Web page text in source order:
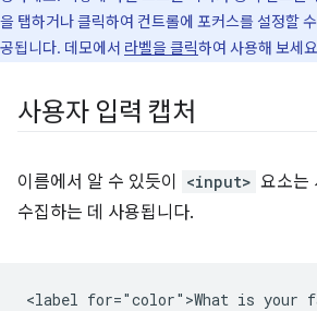
을 탭하거나 클릭하여 컨트롤에 포커스를 설정할
공됩니다. 데모에서 라벨을 클릭하여 사용해 보세
사용자 입력 캡처
이름에서 알 수 있듯이 <input> 요소는
수집하는 데 사용됩니다.
<label for="color">What is your